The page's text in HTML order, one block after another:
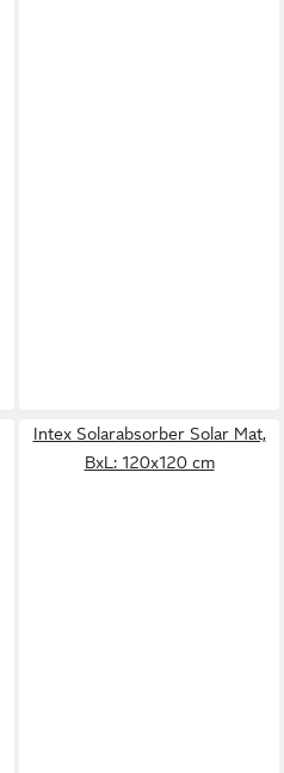
Intex Solarabsorber Solar Mat,
BxL: 120x120 cm